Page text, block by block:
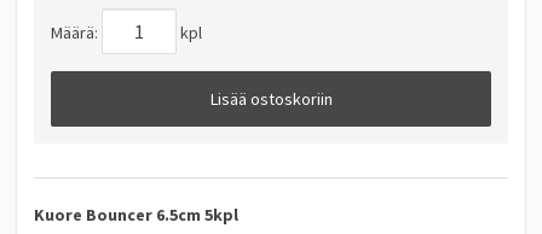
Määrä: kpl
Lisää ostoskoriin
Kuore Bouncer 6.5cm 5kpl